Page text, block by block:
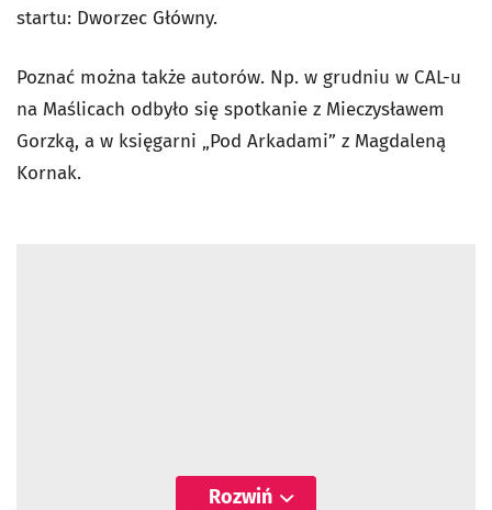
startu: Dworzec Główny.
Poznać można także autorów. Np. w grudniu w CAL-u
na Maślicach odbyło się spotkanie z Mieczysławem
Gorzką, a w księgarni „Pod Arkadami” z Magdaleną
Kornak.
Rozwiń